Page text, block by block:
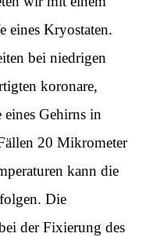
eines Kryostaten.
bei niedrigen
koronare,
Gehirns in
20 Mikrometer
kann die
Die
der Fixierung des